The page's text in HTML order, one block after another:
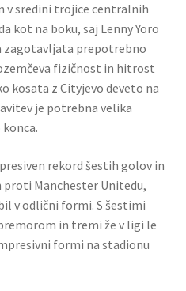
v sredini trojice centralnih
kot na boku, saj Lenny Yoro
zagotavljata prepotrebno
fizičnost in hitrost
kosata z Cityjevo deveto na
je potrebna velika
rekord šestih golov in
Manchester Unitedu,
v odlični formi. S šestimi
in tremi že v ligi le
formi na stadionu